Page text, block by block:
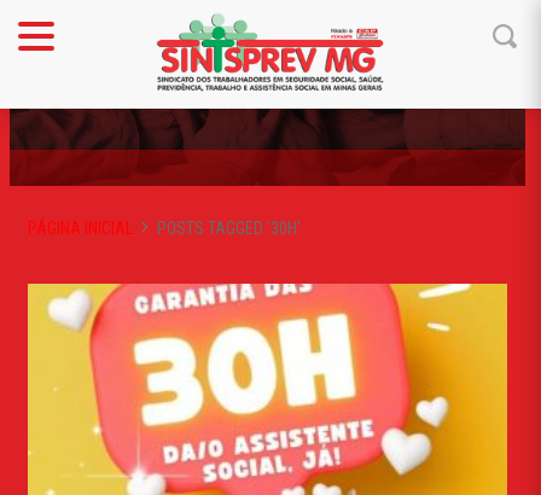
30H
PÁGINA INICIAL POSTS TAGGED '30H'